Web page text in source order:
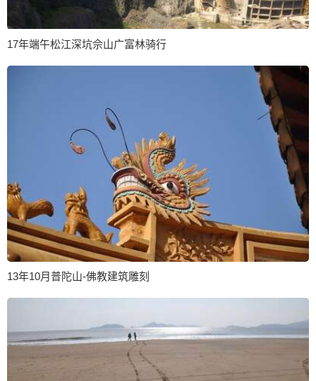
17年端午松江深坑佘山广富林骑行
13年10月普陀山-佛教建筑雕刻